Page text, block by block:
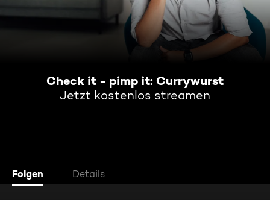
Check it - pimp it: Currywurst
Jetzt kostenlos streamen
Folgen Details